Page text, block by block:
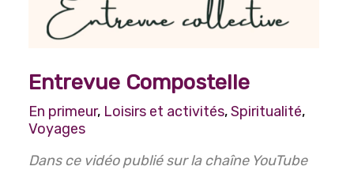
Jeux
Bingo
Mise en forme
Voyages
Entrevue Compostelle
En primeur, Loisirs et activités,Spiritualité,
Voyages
Dans ce vidéo publié sur la chaîne YouTube